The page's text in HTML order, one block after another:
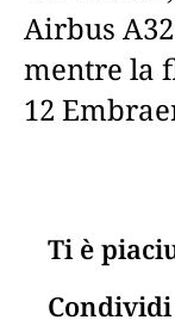
Airbus
mentre la
12
Ti è